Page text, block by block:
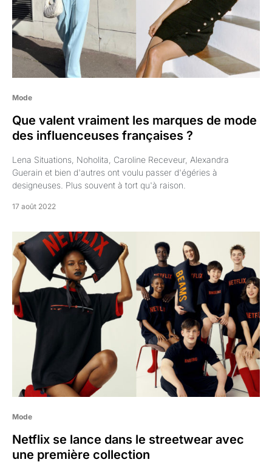
Mode
Que valent vraiment les marques de mode
des influenceuses françaises ?
Lena Situations, Noholita, Caroline Receveur, Alexandra
Guerain et bien d'autres ont voulu passer d'égéries à
designeuses. Plus souvent à tort qu'à raison.
17 août 2022
Mode
Netflix se lance dans le streetwear avec
une première collection